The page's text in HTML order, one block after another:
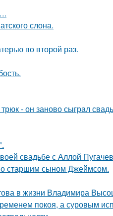
слона.
во второй раз.
- он заново сыграл
свадьбе с Аллой
старшим сыном Джеймсом.
в жизни Владимира
покоя, а суровым